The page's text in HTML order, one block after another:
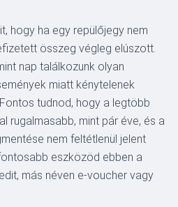
hogy ha egy repülőjegy nem
összeg végleg elúszott.
nap találkozunk olyan
miatt kénytelenek
tudnod, hogy a legtöbb
rugalmasabb, mint pár éve, és a
nem feltétlenül jelent
eszközöd ebben a
más néven e-voucher vagy